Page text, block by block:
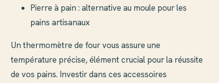
Pierre à pain : alternative au moule pour les
pains artisanaux
Un thermomètre de four vous assure une
température précise, élément crucial pour la réussite
de vos pains. Investir dans ces accessoires